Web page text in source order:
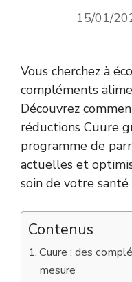
15/01/
Vous cherchez à
compléments
Découvrez
réductions Cuure
programme de
actuelles et
soin de votre
Contenus
Cuure : des
mesure